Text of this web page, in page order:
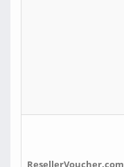
ResellerVoucher.com